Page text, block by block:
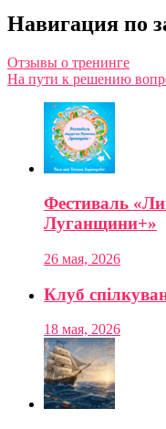
Навигация по
Отзывы о тренинге
На пути к решению
Фестиваль
Луганщини+»
26 мая, 2026
Клуб
18 мая, 2026